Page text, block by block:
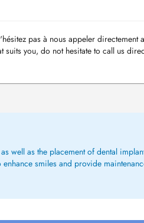
pas à nous appeler directement
you, do not hesitate to call us
well as the placement of dental
smiles and provide